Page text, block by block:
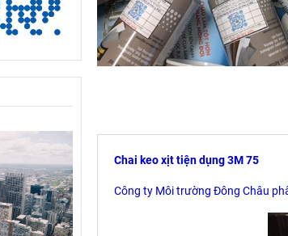
Chai keo xịt tiện dụng 3M 75
Công ty Môi trường Đông Châu